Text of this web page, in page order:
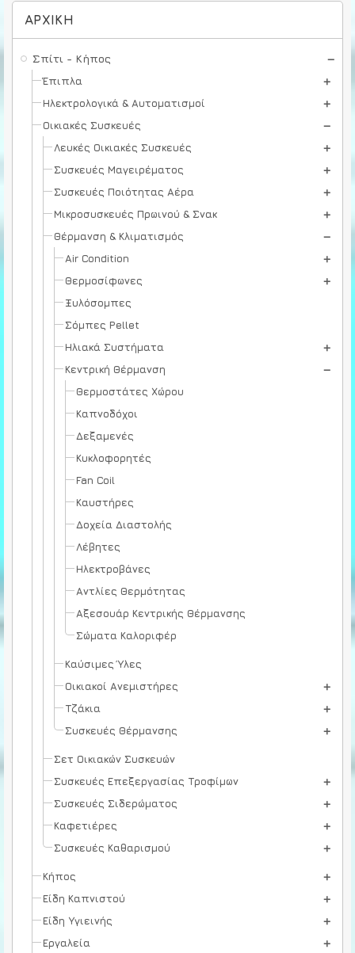
ΑΡΧΙΚΉ
Σπίτι - Κήπος
Έπιπλα
Ηλεκτρολογικά & Αυτοματισμοί
Οικιακές Συσκευές
Λευκές Οικιακές Συσκευές
Συσκευές Μαγειρέματος
Συσκευές Ποιότητας Αέρα
Μικροσυσκευές Πρωινού & Σνακ
Θέρμανση & Κλιματισμός
Air Condition
Θερμοσίφωνες
Ξυλόσομπες
Σόμπες Pellet
Ηλιακά Συστήματα
Κεντρική Θέρμανση
Θερμοστάτες Χώρου
Καπνοδόχοι
Δεξαμενές
Κυκλοφορητές
Fan Coil
Καυστήρες
Δοχεία Διαστολής
Λέβητες
Ηλεκτροβάνες
Αντλίες Θερμότητας
Αξεσουάρ Κεντρικής Θέρμανσης
Σώματα Καλοριφέρ
Καύσιμες Ύλες
Οικιακοί Ανεμιστήρες
Τζάκια
Συσκευές Θέρμανσης
Σετ Οικιακών Συσκευών
Συσκευές Επεξεργασίας Τροφίμων
Συσκευές Σιδερώματος
Καφετιέρες
Συσκευές Καθαρισμού
Κήπος
Είδη Καπνιστού
Είδη Υγιεινής
Εργαλεία